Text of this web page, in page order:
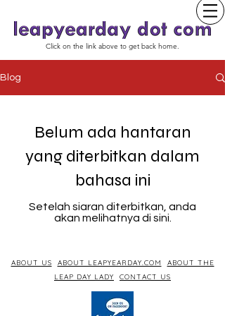
Click on the link above to get back home.
Blog
Belum ada hantaran
yang diterbitkan dalam
bahasa ini
Setelah siaran diterbitkan, anda
akan melihatnya di sini.
ABOUT US ABOUT LEAPYEARDAY.COM
ABOUT THE
LEAP DAY LADY
CONTACT US